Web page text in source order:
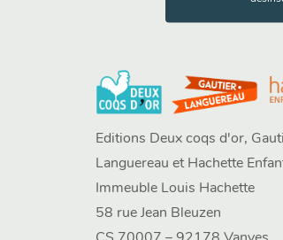
Editions Deux coqs d'or,
Languereau et Hachette
Immeuble Louis Hachette
58 rue Jean Bleuzen